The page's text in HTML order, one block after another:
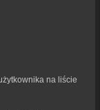
na liście